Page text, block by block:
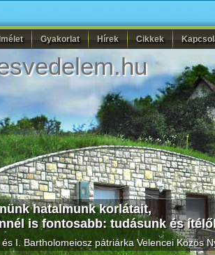
Gyakorlat Hírek Cikkek
hatalmunk korlátait,
is fontosabb: tudásunk és
I. Bartholomeiosz pátriárkaVelencei Közös